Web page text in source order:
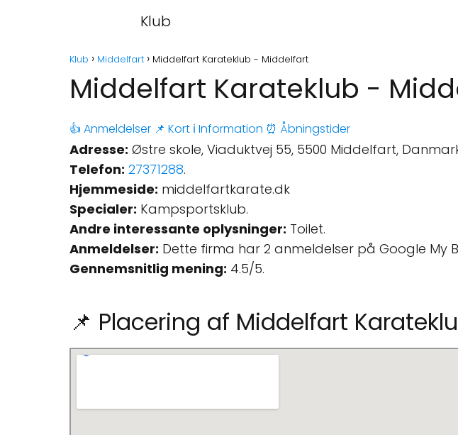
Klub
Klub Middelfart Middelfart Karateklub - Middelfart
Middelfart Karateklub -
👍 Anmeldelser 📌 Kort ℹ️ Information ⏰ Åbningstider
Adresse: Østre skole, Viaduktvej 55, 5500 Middelfart,
Telefon: 27371288.
Hjemmeside: middelfartkarate.dk
Specialer: Kampsportsklub.
Andre interessante oplysninger: Toilet.
Anmeldelser: Dette firma har 2 anmeldelser på Google My
Gennemsnitlig mening: 4.5/5.
📌 Placering af Middelfart